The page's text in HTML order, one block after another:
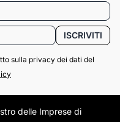
ISCRIVITI
sulla privacy dei dati del
delle Imprese di